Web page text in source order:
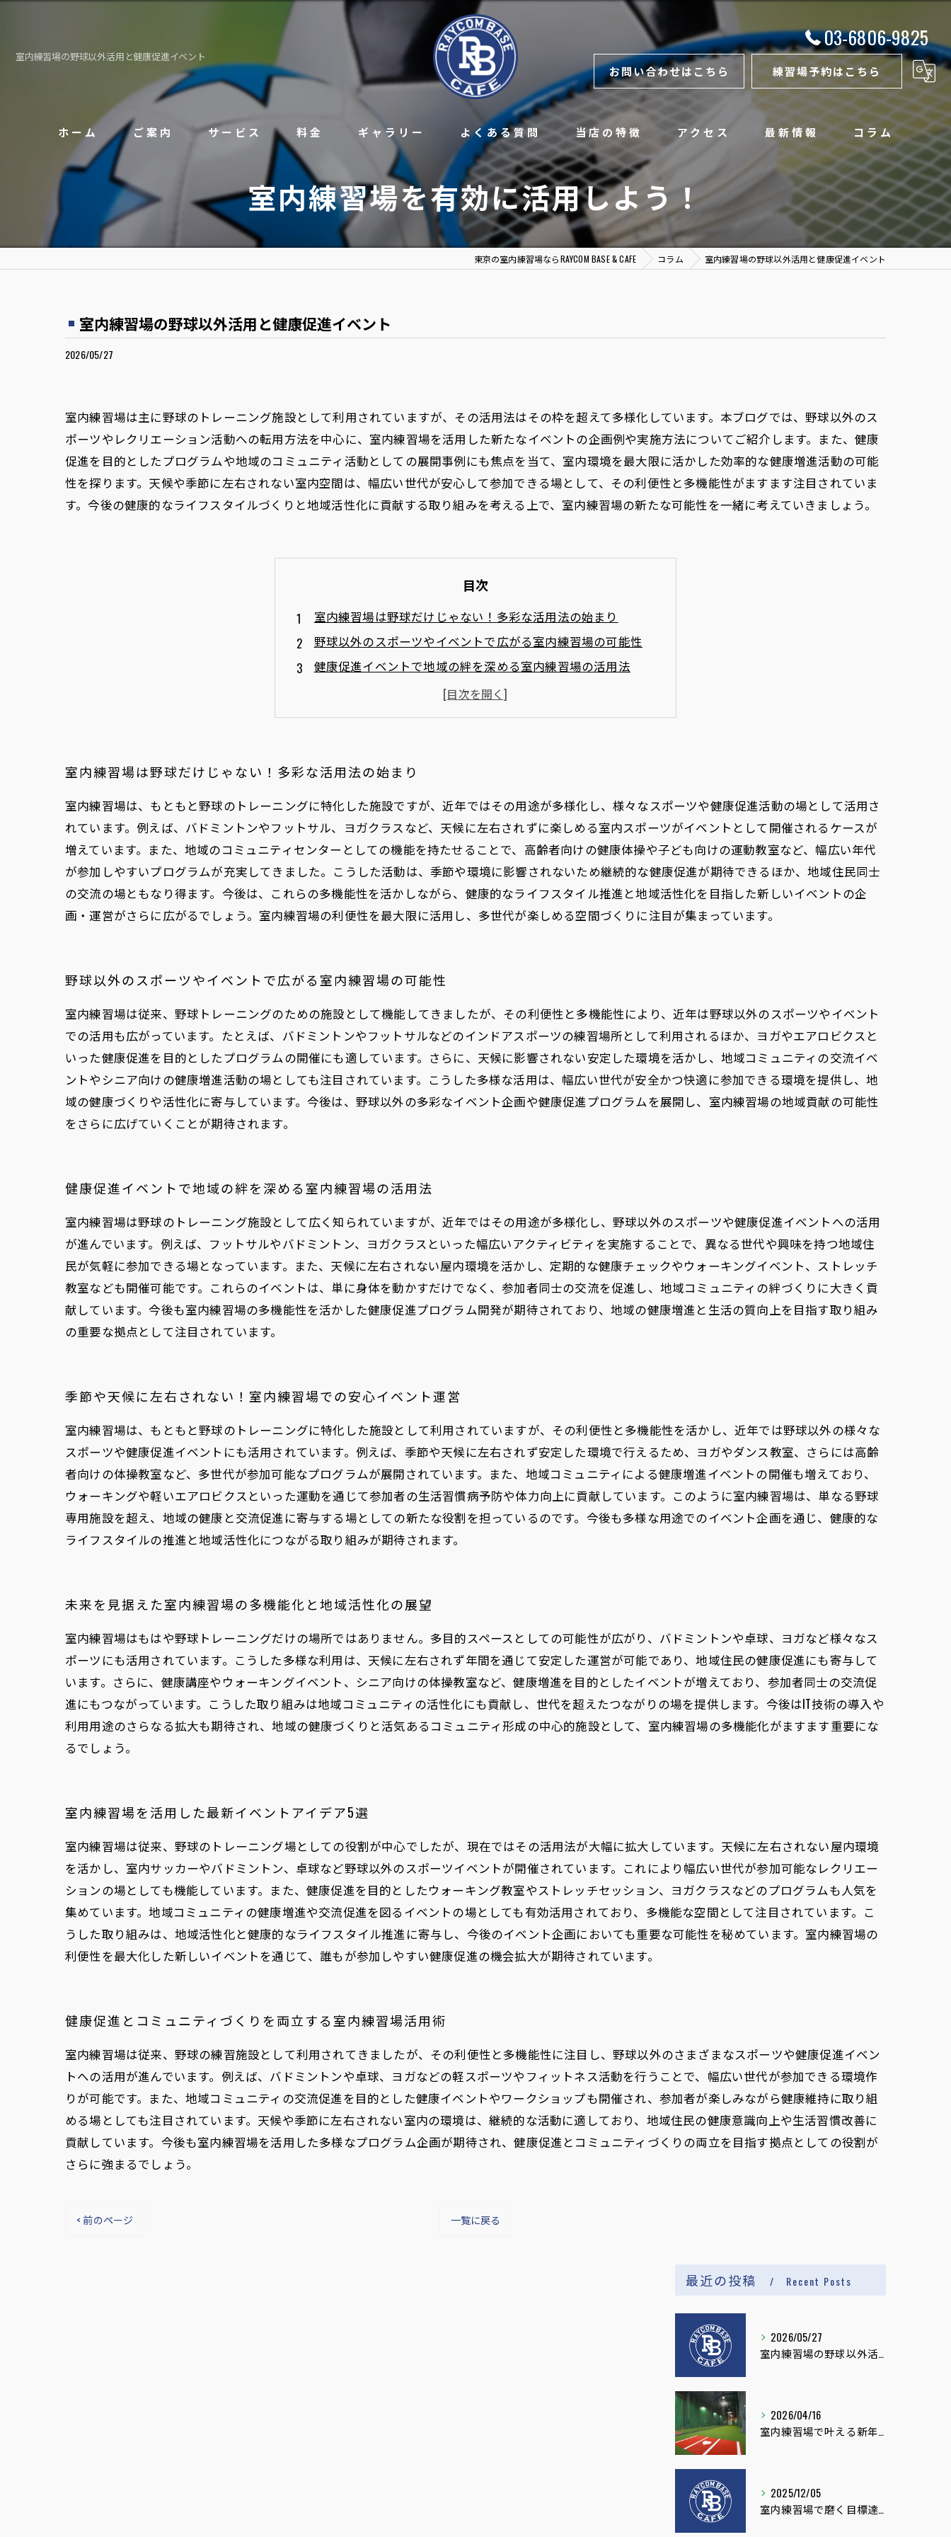
室内練習場の野球以外活用と健康促進イベント
03-6806-9825
お問い合わせはこちら 練習場予約はこちら
ホーム ご案内 サービス 料金 ギャラリー よくある質問 当店の特徴
レンタル
硬式
チーム
アクセス 最新情報 コラム
室内練習場を有効に活用しよう！
東京の室内練習場ならRAYCOM BASE & CAFE コラム 室内練習場の野球以外活用と健康促進イベント
室内練習場の野球以外活用と健康促進イベント
2026/05/27
室内練習場は主に野球のトレーニング施設として利用されていますが、その活用法はその枠を超えて多様化しています。本ブログでは、野球以外のス
ポーツやレクリエーション活動への転用方法を中心に、室内練習場を活用した新たなイベントの企画例や実施方法についてご紹介します。また、健康
促進を目的としたプログラムや地域のコミュニティ活動としての展開事例にも焦点を当て、室内環境を最大限に活かした効率的な健康増進活動の可能
性を探ります。天候や季節に左右されない室内空間は、幅広い世代が安心して参加できる場として、その利便性と多機能性がますます注目されていま
す。今後の健康的なライフスタイルづくりと地域活性化に貢献する取り組みを考える上で、室内練習場の新たな可能性を一緒に考えていきましょう。
目次
室内練習場は野球だけじゃない！多彩な活用法の始まり
野球以外のスポーツやイベントで広がる室内練習場の可能性
健康促進イベントで地域の絆を深める室内練習場の活用法
季節や天候に左右されない！室内練習場での安心イベント運営
未来を見据えた室内練習場の多機能化と地域活性化の展望
健康促進とコミュニティづくりを両立する室内練習場活用術
室内練習場は野球だけじゃない！多彩な活用法の始まり
室内練習場は、もともと野球のトレーニングに特化した施設ですが、近年ではその用途が多様化し、様々なスポーツや健康促進活動の場として活用さ
れています。例えば、バドミントンやフットサル、ヨガクラスなど、天候に左右されずに楽しめる室内スポーツがイベントとして開催されるケースが
増えています。また、地域のコミュニティセンターとしての機能を持たせることで、高齢者向けの健康体操や子ども向けの運動教室など、幅広い年代
が参加しやすいプログラムが充実してきました。こうした活動は、季節や環境に影響されないため継続的な健康促進が期待できるほか、地域住民同士
の交流の場ともなり得ます。今後は、これらの多機能性を活かしながら、健康的なライフスタイル推進と地域活性化を目指した新しいイベントの企
画・運営がさらに広がるでしょう。室内練習場の利便性を最大限に活用し、多世代が楽しめる空間づくりに注目が集まっています。
野球以外のスポーツやイベントで広がる室内練習場の可能性
室内練習場は従来、野球トレーニングのための施設として機能してきましたが、その利便性と多機能性により、近年は野球以外のスポーツやイベント
での活用も広がっています。たとえば、バドミントンやフットサルなどのインドアスポーツの練習場所として利用されるほか、ヨガやエアロビクスと
いった健康促進を目的としたプログラムの開催にも適しています。さらに、天候に影響されない安定した環境を活かし、地域コミュニティの交流イベ
ントやシニア向けの健康増進活動の場としても注目されています。こうした多様な活用は、幅広い世代が安全かつ快適に参加できる環境を提供し、地
域の健康づくりや活性化に寄与しています。今後は、野球以外の多彩なイベント企画や健康促進プログラムを展開し、室内練習場の地域貢献の可能性
をさらに広げていくことが期待されます。
健康促進イベントで地域の絆を深める室内練習場の活用法
室内練習場は野球のトレーニング施設として広く知られていますが、近年ではその用途が多様化し、野球以外のスポーツや健康促進イベントへの活用
が進んでいます。例えば、フットサルやバドミントン、ヨガクラスといった幅広いアクティビティを実施することで、異なる世代や興味を持つ地域住
民が気軽に参加できる場となっています。また、天候に左右されない屋内環境を活かし、定期的な健康チェックやウォーキングイベント、ストレッチ
教室なども開催可能です。これらのイベントは、単に身体を動かすだけでなく、参加者同士の交流を促進し、地域コミュニティの絆づくりに大きく貢
献しています。今後も室内練習場の多機能性を活かした健康促進プログラム開発が期待されており、地域の健康増進と生活の質向上を目指す取り組み
の重要な拠点として注目されています。
季節や天候に左右されない！室内練習場での安心イベント運営
室内練習場は、もともと野球のトレーニングに特化した施設として利用されていますが、その利便性と多機能性を活かし、近年では野球以外の様々な
スポーツや健康促進イベントにも活用されています。例えば、季節や天候に左右されず安定した環境で行えるため、ヨガやダンス教室、さらには高齢
者向けの体操教室など、多世代が参加可能なプログラムが展開されています。また、地域コミュニティによる健康増進イベントの開催も増えており、
ウォーキングや軽いエアロビクスといった運動を通じて参加者の生活習慣病予防や体力向上に貢献しています。このように室内練習場は、単なる野球
専用施設を超え、地域の健康と交流促進に寄与する場としての新たな役割を担っているのです。今後も多様な用途でのイベント企画を通じ、健康的な
ライフスタイルの推進と地域活性化につながる取り組みが期待されます。
未来を見据えた室内練習場の多機能化と地域活性化の展望
室内練習場はもはや野球トレーニングだけの場所ではありません。多目的スペースとしての可能性が広がり、バドミントンや卓球、ヨガなど様々なス
ポーツにも活用されています。こうした多様な利用は、天候に左右されず年間を通じて安定した運営が可能であり、地域住民の健康促進にも寄与して
います。さらに、健康講座やウォーキングイベント、シニア向けの体操教室など、健康増進を目的としたイベントが増えており、参加者同士の交流促
進にもつながっています。こうした取り組みは地域コミュニティの活性化にも貢献し、世代を超えたつながりの場を提供します。今後はIT技術の導入や
利用用途のさらなる拡大も期待され、地域の健康づくりと活気あるコミュニティ形成の中心的施設として、室内練習場の多機能化がますます重要にな
るでしょう。
室内練習場を活用した最新イベントアイデア5選
室内練習場は従来、野球のトレーニング場としての役割が中心でしたが、現在ではその活用法が大幅に拡大しています。天候に左右されない屋内環境
を活かし、室内サッカーやバドミントン、卓球など野球以外のスポーツイベントが開催されています。これにより幅広い世代が参加可能なレクリエー
ションの場としても機能しています。また、健康促進を目的としたウォーキング教室やストレッチセッション、ヨガクラスなどのプログラムも人気を
集めています。地域コミュニティの健康増進や交流促進を図るイベントの場としても有効活用されており、多機能な空間として注目されています。こ
うした取り組みは、地域活性化と健康的なライフスタイル推進に寄与し、今後のイベント企画においても重要な可能性を秘めています。室内練習場の
利便性を最大化した新しいイベントを通じて、誰もが参加しやすい健康促進の機会拡大が期待されています。
健康促進とコミュニティづくりを両立する室内練習場活用術
室内練習場は従来、野球の練習施設として利用されてきましたが、その利便性と多機能性に注目し、野球以外のさまざまなスポーツや健康促進イベン
トへの活用が進んでいます。例えば、バドミントンや卓球、ヨガなどの軽スポーツやフィットネス活動を行うことで、幅広い世代が参加できる環境作
りが可能です。また、地域コミュニティの交流促進を目的とした健康イベントやワークショップも開催され、参加者が楽しみながら健康維持に取り組
める場としても注目されています。天候や季節に左右されない室内の環境は、継続的な活動に適しており、地域住民の健康意識向上や生活習慣改善に
貢献しています。今後も室内練習場を活用した多様なプログラム企画が期待され、健康促進とコミュニティづくりの両立を目指す拠点としての役割が
さらに強まるでしょう。
< 前のページ 一覧に戻る
最近の投稿 Recent Posts
2026/05/27
室内練習場の野球以外活用と健康促進イベント
2026/04/16
室内練習場で叶える新年度の目標達成法
2025/12/05
室内練習場で磨く目標達成術